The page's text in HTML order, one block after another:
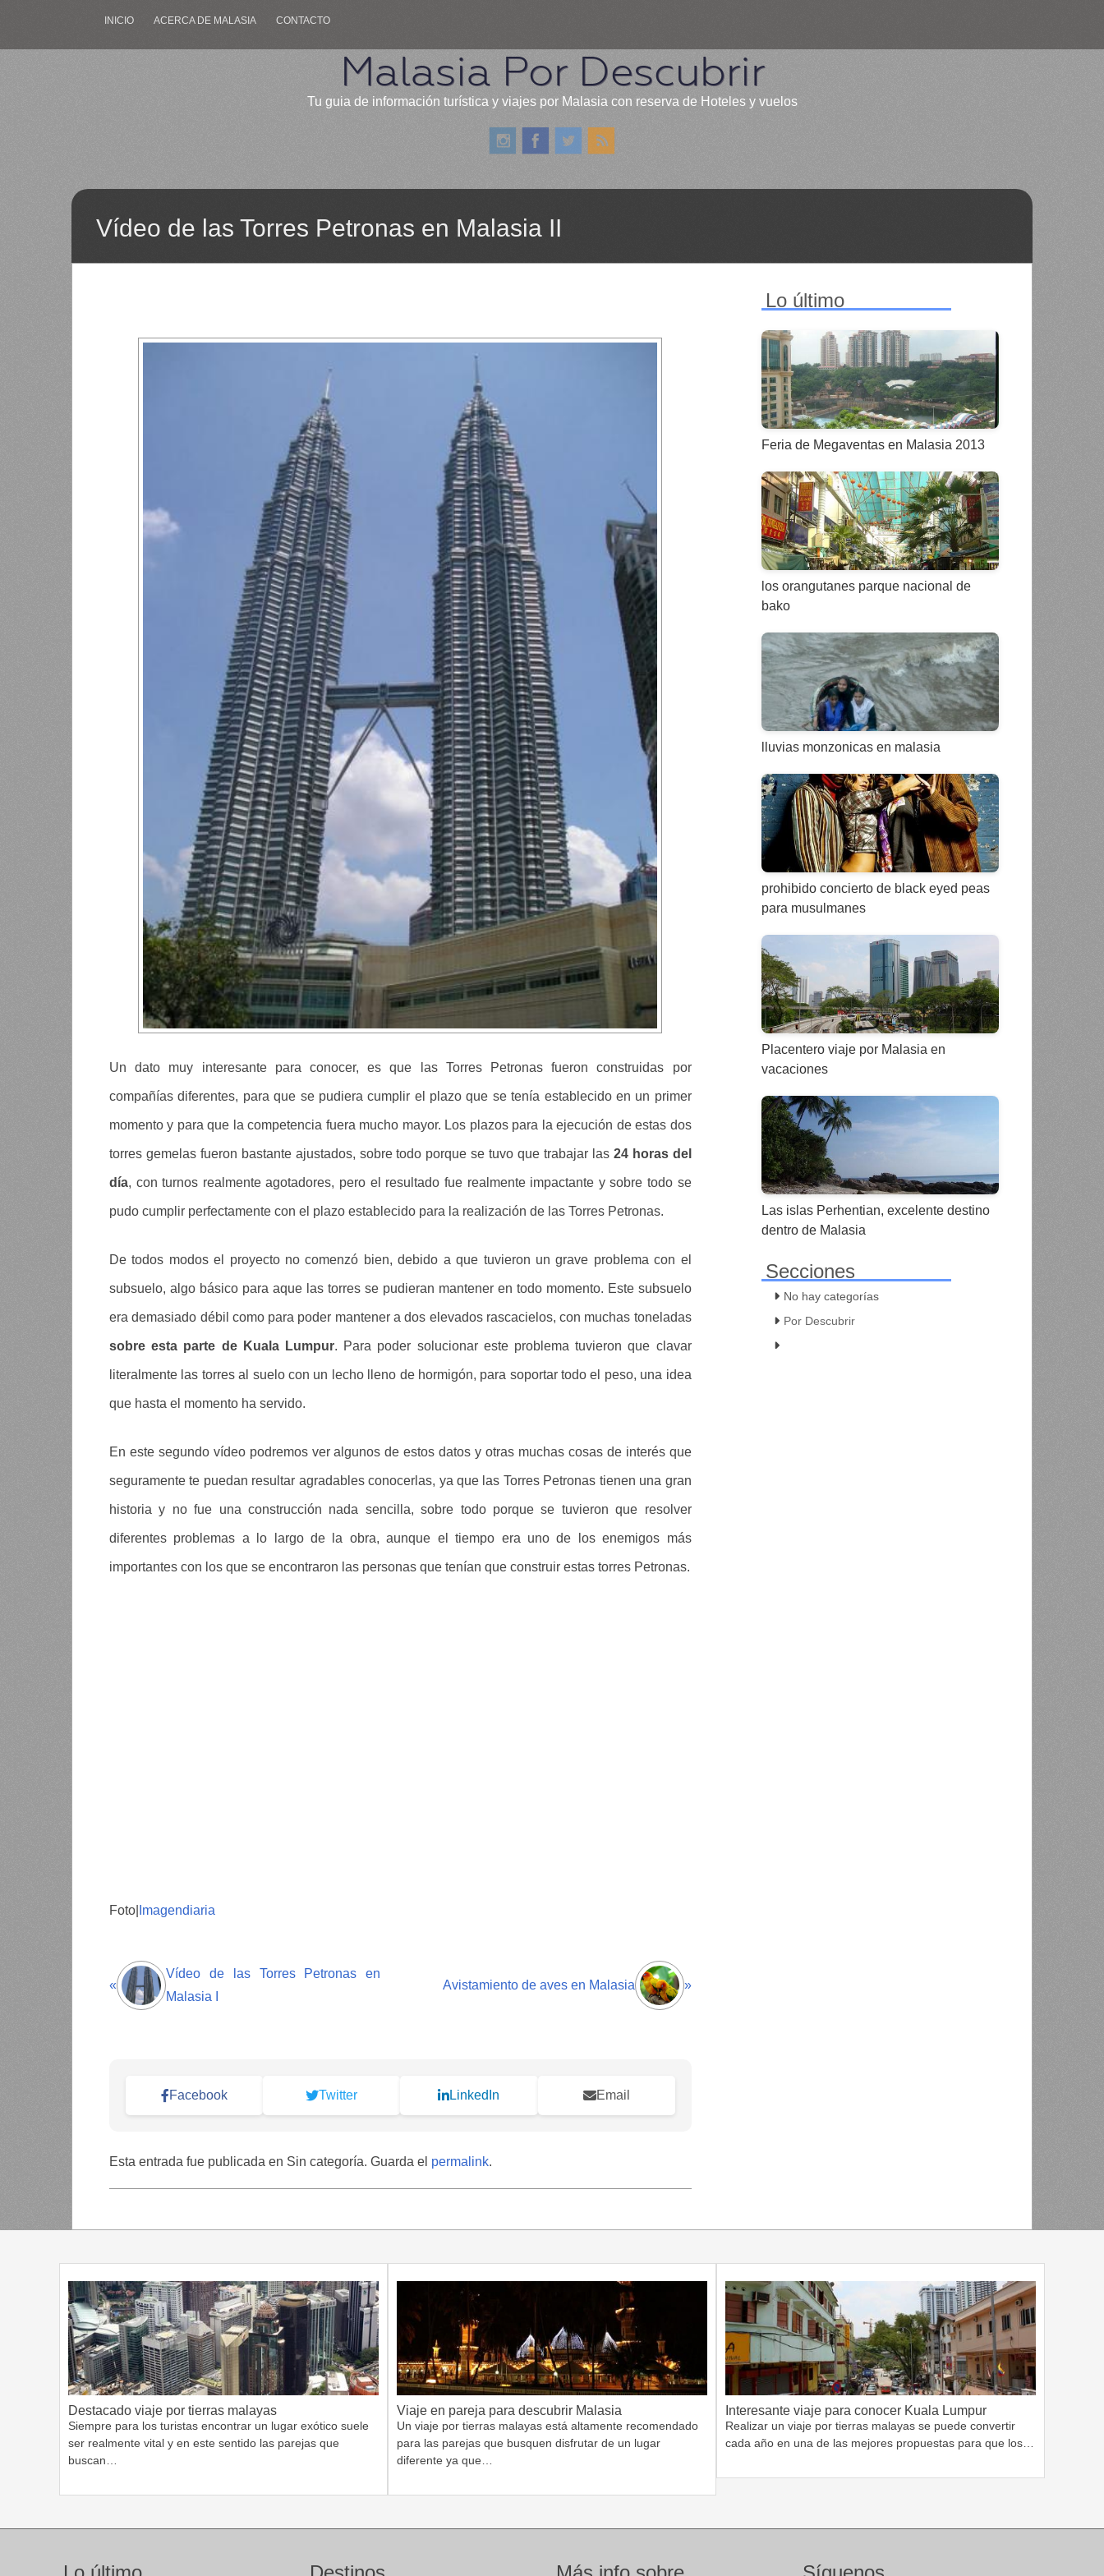
INICIO ACERCA DE MALASIA CONTACTO
Malasia Por Descubrir
Tu guia de información turística y viajes por Malasia con reserva de Hoteles y vuelos
Vídeo de las Torres Petronas en Malasia II
Un dato muy interesante para conocer, es que las Torres Petronas fueron construidas por
compañías diferentes, para que se pudiera cumplir el plazo que se tenía establecido en un primer
momento y para que la competencia fuera mucho mayor. Los plazos para la ejecución de estas dos
torres gemelas fueron bastante ajustados, sobre todo porque se tuvo que trabajar las 24 horas del
día, con turnos realmente agotadores, pero el resultado fue realmente impactante y sobre todo se
pudo cumplir perfectamente con el plazo establecido para la realización de las Torres Petronas.
De todos modos el proyecto no comenzó bien, debido a que tuvieron un grave problema con el
subsuelo, algo básico para aque las torres se pudieran mantener en todo momento. Este subsuelo
era demasiado débil como para poder mantener a dos elevados rascacielos, con muchas toneladas
sobre esta parte de Kuala Lumpur. Para poder solucionar este problema tuvieron que clavar
literalmente las torres al suelo con un lecho lleno de hormigón, para soportar todo el peso, una idea
que hasta el momento ha servido.
En este segundo vídeo podremos ver algunos de estos datos y otras muchas cosas de interés que
seguramente te puedan resultar agradables conocerlas, ya que las Torres Petronas tienen una gran
historia y no fue una construcción nada sencilla, sobre todo porque se tuvieron que resolver
diferentes problemas a lo largo de la obra, aunque el tiempo era uno de los enemigos más
importantes con los que se encontraron las personas que tenían que construir estas torres Petronas.
Foto| Imagendiaria
«
Vídeo de las Torres Petronas en
Malasia I
Avistamiento de aves en Malasia »
Facebook Twitter LinkedIn Email
Esta entrada fue publicada en Sin categoría. Guarda el permalink.
Lo último
Feria de Megaventas en Malasia 2013
los orangutanes parque nacional de
bako
lluvias monzonicas en malasia
prohibido concierto de black eyed peas
para musulmanes
Placentero viaje por Malasia en
vacaciones
Las islas Perhentian, excelente destino
dentro de Malasia
Secciones
No hay categorías
Por Descubrir
Destacado viaje por tierras malayas
Siempre para los turistas encontrar un lugar exótico suele
ser realmente vital y en este sentido las parejas que
buscan…
Viaje en pareja para descubrir Malasia
Un viaje por tierras malayas está altamente recomendado
para las parejas que busquen disfrutar de un lugar
diferente ya que…
Interesante viaje para conocer Kuala Lumpur
Realizar un viaje por tierras malayas se puede convertir
cada año en una de las mejores propuestas para que los…